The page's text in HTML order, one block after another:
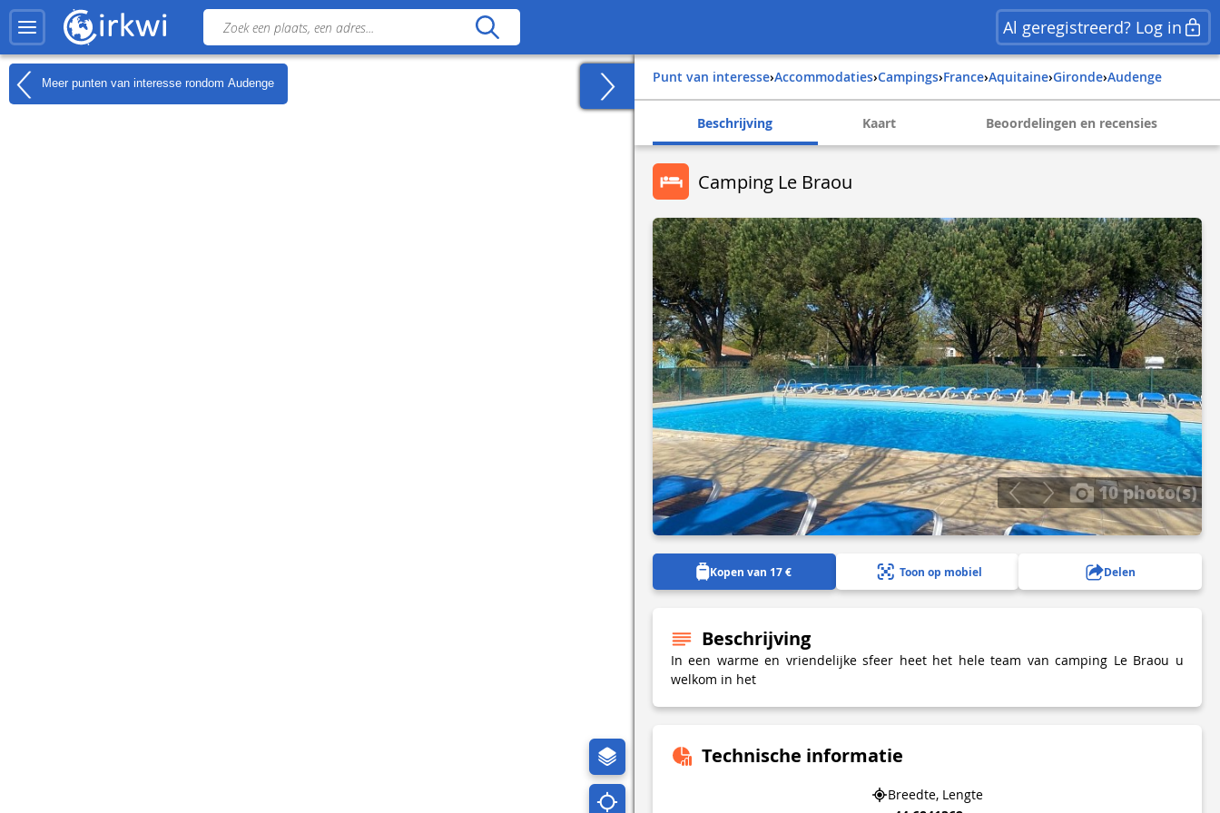
Al geregistreerd? Log in
Meer punten van interesse rondom Audenge Punt van interesse› Accommodaties› Campings› france› aquitaine› gironde› audenge
Beschrijving Kaart Beoordelingen en recensies
Camping Le Braou
10 photo(s)
Kopen van 17 € Toon op mobiel Delen
Beschrijving
In een warme en vriendelijke sfeer heet het hele team van camping Le Braou u
welkom in het
Technische informatie
Breedte, Lengte